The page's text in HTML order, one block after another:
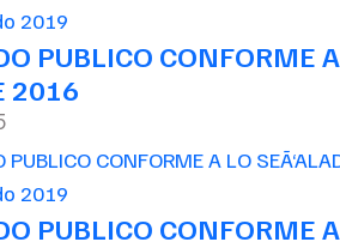
2019
PUBLICO CONFORME
2016
2019
PUBLICO CONFORME